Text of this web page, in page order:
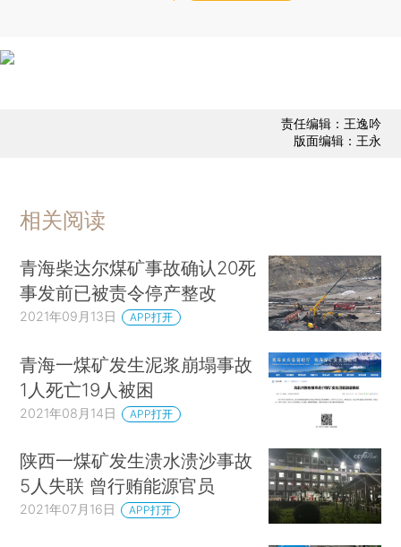
责任编辑：王逸吟
版面编辑：王永
相关阅读
青海柴达尔煤矿事故确认20死
事发前已被责令停产整改
2021年09月13日 APP打开
青海一煤矿发生泥浆崩塌事故
1人死亡19人被困
2021年08月14日 APP打开
陕西一煤矿发生溃水溃沙事故
5人失联 曾行贿能源官员
2021年07月16日 APP打开